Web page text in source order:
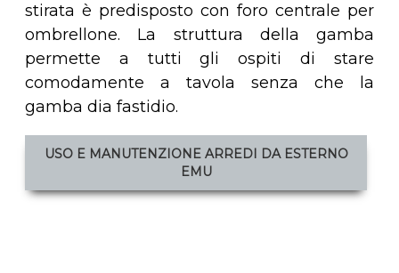
stirata è predisposto con foro centrale per
ombrellone. La struttura della gamba
permette a tutti gli ospiti di stare
comodamente a tavola senza che la
gamba dia fastidio.
USO E MANUTENZIONE ARREDI DA ESTERNO
EMU